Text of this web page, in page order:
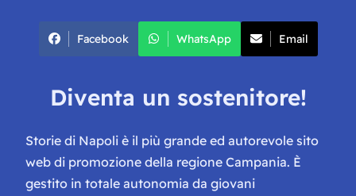
Facebook WhatsApp Email
Diventa un sostenitore!
Storie di Napoli è il più grande ed autorevole sito
web di promozione della regione Campania. È
gestito in totale autonomia da giovani